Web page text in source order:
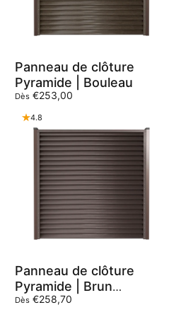
Panneau de clôture
Pyramide | Bouleau
Dès €253,00
4.8
Panneau de clôture
Pyramide | Brun
RAL8017
Dès €258,70